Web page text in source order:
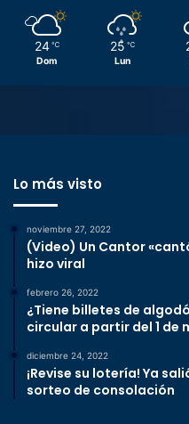
24 ℃
Dom
25 ℃
Lun
Lo más visto
noviembre 27, 2022
(Video) Un Cantor
hizo viral
febrero 26, 2022
¿Tiene billetes de
circular a partir del 1 de
diciembre 24, 2022
¡Revise su lotería! Ya
sorteo de consolación